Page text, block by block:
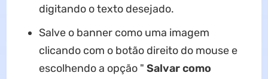
digitando o texto desejado.
Salve o banner como uma imagem
clicando com o botão direito do mouse e
escolhendo a opção " Salvar como